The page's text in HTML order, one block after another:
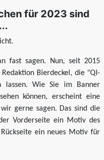
für 2023 sind
fast sagen. Nun, seit 2015
Bierdeckel, die "QI-
lassen. Wie Sie im Banner
können, erscheint eine
gerne sagen. Das sind die
Vorderseite ein Motiv des
ein neues Motiv für